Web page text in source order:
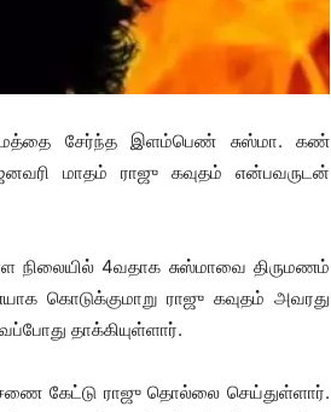
சேர்ந்த இளம்பெண் சுஸ்மா. கண்
மாதம் ராஜு கவுதம் என்பவருடன்
நிலையில் 4வதாக சுஸ்மாவை திருமணம்
ராஜு கவுதம் அவரது
தாக்கியுள்ளார்.
கேட்டு ராஜு தொல்லை செய்துள்ளார்.